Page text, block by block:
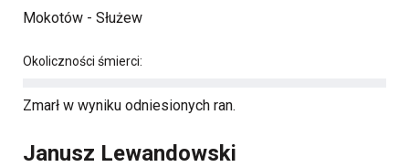
Mokotów - Służew
Okoliczności śmierci:
Zmarł w wyniku odniesionych ran.
Janusz Lewandowski